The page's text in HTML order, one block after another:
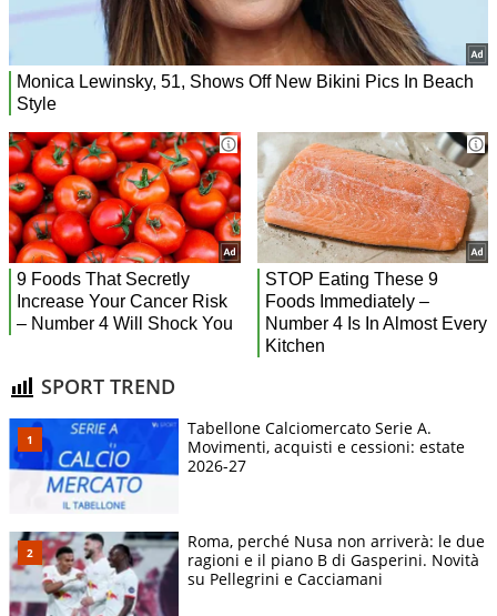
SPORT TREND
Tabellone Calciomercato Serie A.
Movimenti, acquisti e cessioni: estate
2026-27
Roma, perché Nusa non arriverà: le due
ragioni e il piano B di Gasperini. Novità
su Pellegrini e Cacciamani